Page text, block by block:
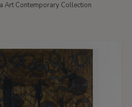
Art Contemporary Collection